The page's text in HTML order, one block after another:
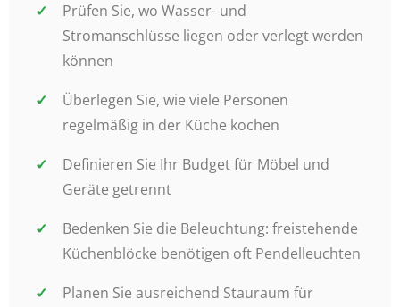
Prüfen Sie, wo Wasser- und
Stromanschlüsse liegen oder verlegt werden
können
Überlegen Sie, wie viele Personen
regelmäßig in der Küche kochen
Definieren Sie Ihr Budget für Möbel und
Geräte getrennt
Bedenken Sie die Beleuchtung: freistehende
Küchenblöcke benötigen oft Pendelleuchten
Planen Sie ausreichend Stauraum für